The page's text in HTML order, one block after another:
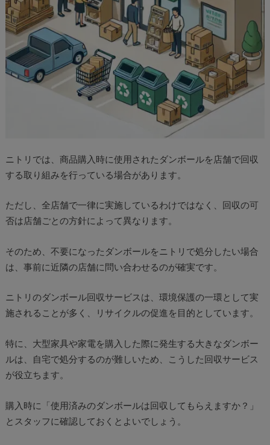
ニトリでは、商品購入時に使用されたダンボールを店舗で回収
する取り組みを行っている場合があります。
ただし、全店舗で一律に実施しているわけではなく、回収の可
否は店舗ごとの方針によって異なります。
そのため、不要になったダンボールをニトリで処分したい場合
は、事前に近隣の店舗に問い合わせるのが確実です。
ニトリのダンボール回収サービスは、環境保護の一環として実
施されることが多く、リサイクルの促進を目的としています。
特に、大型家具や家電を購入した際に発生する大きなダンボー
ルは、自宅で処分するのが難しいため、こうした回収サービス
が役立ちます。
購入時に「使用済みのダンボールは回収してもらえますか？」
とスタッフに確認しておくとよいでしょう。